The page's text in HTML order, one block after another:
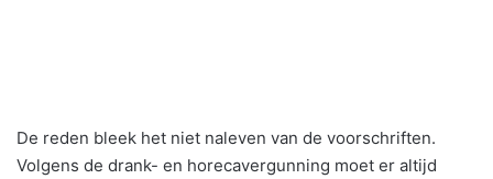
De reden bleek het niet naleven van de voorschriften.
Volgens de drank- en horecavergunning moet er altijd